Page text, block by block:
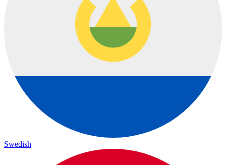
Swedish